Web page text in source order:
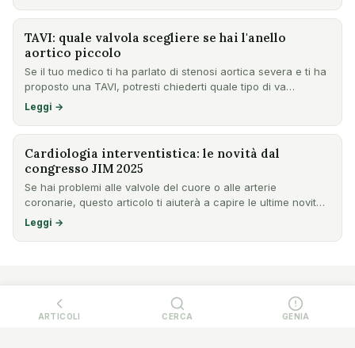
TAVI: quale valvola scegliere se hai l'anello
aortico piccolo
Se il tuo medico ti ha parlato di stenosi aortica severa e ti ha
proposto una TAVI, potresti chiederti quale tipo di va…
Leggi →
Cardiologia interventistica: le novità dal
congresso JIM 2025
Se hai problemi alle valvole del cuore o alle arterie
coronarie, questo articolo ti aiuterà a capire le ultime novità
n…
Leggi →
ARTICOLI CERCA GENIA